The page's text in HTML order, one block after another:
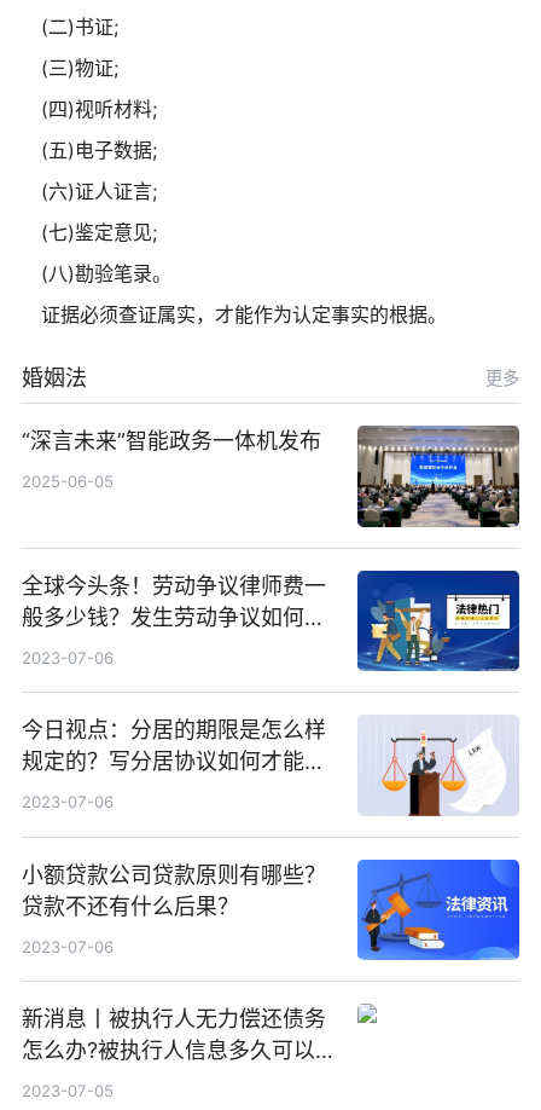
(二)书证;
(三)物证;
(四)视听材料;
(五)电子数据;
(六)证人证言;
(七)鉴定意见;
(八)勘验笔录。
证据必须查证属实，才能作为认定事实的根据。
婚姻法 更多
“深言未来”智能政务一体机发布
2025-06-05
全球今头条！劳动争议律师费一
般多少钱？发生劳动争议如何算
工资？
2023-07-06
今日视点：分居的期限是怎么样
规定的？写分居协议如何才能有
效？
2023-07-06
小额贷款公司贷款原则有哪些？
贷款不还有什么后果？
2023-07-06
新消息丨被执行人无力偿还债务
怎么办?被执行人信息多久可以
消除?
2023-07-05